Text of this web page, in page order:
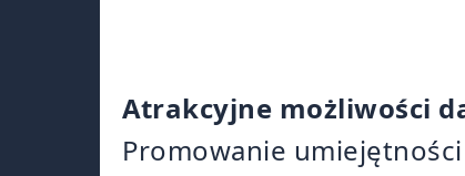
Atrakcyjne możliwości
Promowanie